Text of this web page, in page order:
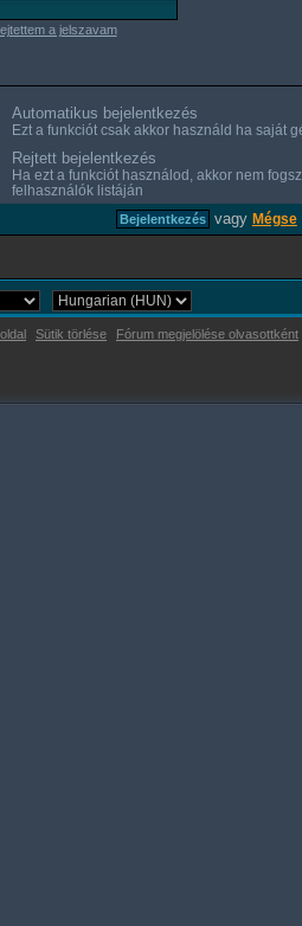
a jelszavam
Automatikus bejelentkezés
Ezt a funkciót csak akkor használd ha saját
Rejtett bejelentkezés
Ha ezt a funkciót használod, akkor nem
felhasználók listáján
vagy Mégse
Sütik törlése Fórum megjelölése olvasottként